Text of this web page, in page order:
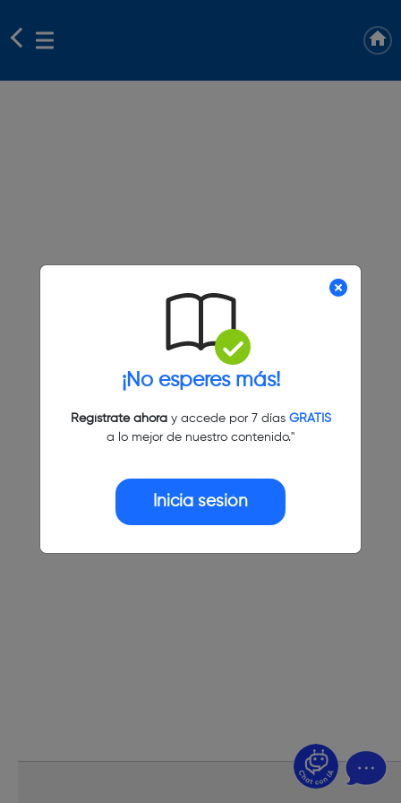
¡No esperes más!
Regístrate ahoray accede por 7 días GRATIS
a lo mejor de nuestro contenido."
Inicia sesión